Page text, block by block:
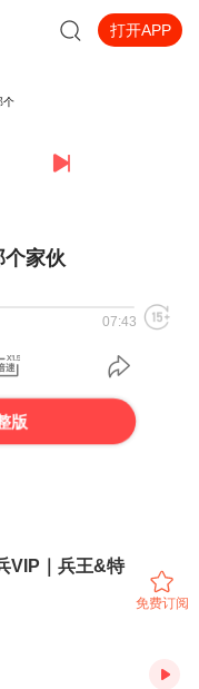
打开APP
个家伙
07:43
版
VIP｜兵王&特
免费订阅